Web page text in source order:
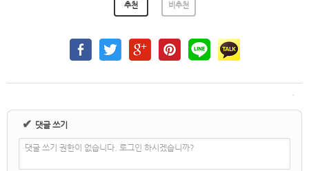
추천 비추천
✔ 댓글 쓰기
댓글 쓰기 권한이 없습니다. 로그인 하시겠습니까?